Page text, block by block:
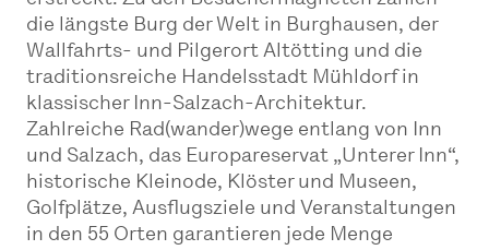
die längste Burg der Welt in Burghausen, der
Wallfahrts- und Pilgerort Altötting und die
traditionsreiche Handelsstadt Mühldorf in
klassischer Inn-Salzach-Architektur.
Zahlreiche Rad(wander)wege entlang von Inn
und Salzach, das Europareservat „Unterer Inn“,
historische Kleinode, Klöster und Museen,
Golfplätze, Ausflugsziele und Veranstaltungen
in den 55 Orten garantieren jede Menge